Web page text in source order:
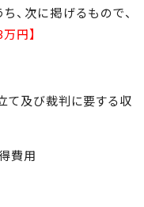
、次に掲げるもので、
円】
て及び裁判に要する収
費用